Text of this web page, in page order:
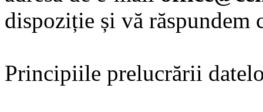
dispoziție și vă răspundem
Principiile prelucrării